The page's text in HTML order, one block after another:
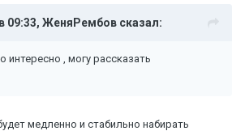
09:33, ЖеняРембов сказал:
интересно , могу рассказать
медленно и стабильно набирать